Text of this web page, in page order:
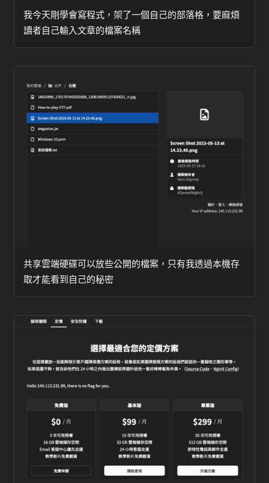
我今天剛學會寫程式，架了一個自己的部落格，要麻煩
讀者自己輸入文章的檔案名稱
共享雲端硬碟可以放些公開的檔案，只有我透過本機存
取才能看到自己的秘密